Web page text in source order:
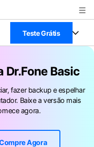
Teste Grátis
Dr.Fone Basic
fazer backup e espelhar
Baixe a versão mais
agora.
Agora